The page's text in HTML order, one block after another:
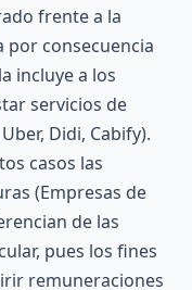
frente a la
por consecuencia
incluye a los
servicios de
Didi, Cabify).
casos las
(Empresas de
de las
pues los fines
remuneraciones